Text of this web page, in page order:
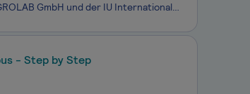
Starte Deine Zukunft im Bereich Marketing gemeinsam mit der AGROLAB GmbH und der IU Internationalen Hochschule (IU). Im Dualen myStudium – akkreditiert als duales Fernstudium - sammelst Du Deine Praxiserfahrung im Unternehmen und lernst die Theorie zu 100 % virtuell, ergänzt durch optionale digitale
- Step by Step